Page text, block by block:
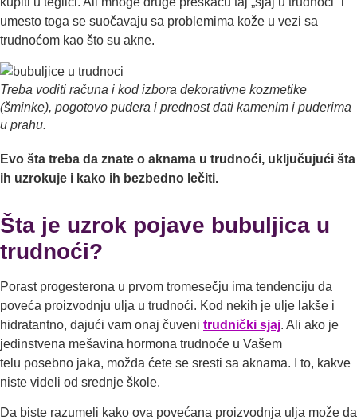
umesto toga se suočavaju sa problemima kože u vezi sa
trudnoćom kao što su akne.
Treba voditi računa i kod izbora dekorativne kozmetike
(šminke), pogotovo pudera i prednost dati kamenim i puderima
u prahu.
Evo šta treba da znate o aknama u trudnoći, uklјučujući šta
ih uzrokuje i kako ih bezbedno lečiti.
Šta je uzrok pojave bubuljica u
trudnoći?
Porast progesterona u prvom tromesečju ima tendenciju da
poveća proizvodnju ulјa u trudnoći. Kod nekih je ulјe lakše i
hidratantno, dajući vam onaj čuveni trudnički sjaj. Ali ako je
jedinstvena mešavina hormona trudnoće u Vašem
telu posebno jaka, možda ćete se sresti sa aknama. I to, kakve
niste videli od srednje škole.
Da biste razumeli kako ova povećana proizvodnja ulјa može da